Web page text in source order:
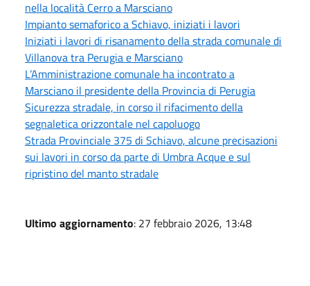
nella località Cerro a Marsciano
Impianto semaforico a Schiavo, iniziati i lavori
Iniziati i lavori di risanamento della strada comunale di
Villanova tra Perugia e Marsciano
L’Amministrazione comunale ha incontrato a
Marsciano il presidente della Provincia di Perugia
Sicurezza stradale, in corso il rifacimento della
segnaletica orizzontale nel capoluogo
Strada Provinciale 375 di Schiavo, alcune precisazioni
sui lavori in corso da parte di Umbra Acque e sul
ripristino del manto stradale
Ultimo aggiornamento: 27 febbraio 2026, 13:48